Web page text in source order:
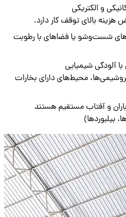
و الکتریکی
هزینه بالای توقف کار دارد.
شست‌وشو یا فضاهای با رطوبت
آلودگی شیمیایی
محیط‌های دارای بخارات
و آفتاب مستقیم هستند
بیلبوردها)